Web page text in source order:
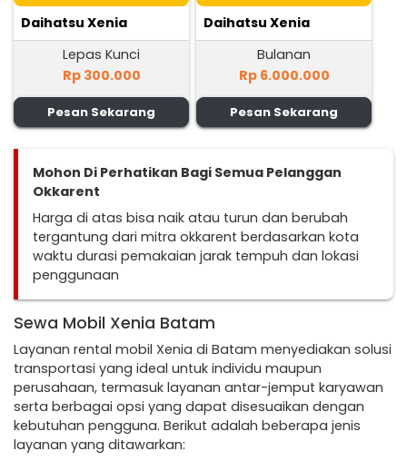
Daihatsu Xenia
Lepas Kunci
Rp 300.000
Pesan Sekarang
Daihatsu Xenia
Bulanan
Rp 6.000.000
Pesan Sekarang
Mohon Di Perhatikan Bagi Semua Pelanggan
Okkarent
Harga di atas bisa naik atau turun dan berubah
tergantung dari mitra okkarent berdasarkan kota
waktu durasi pemakaian jarak tempuh dan lokasi
penggunaan
Sewa Mobil Xenia Batam
Layanan rental mobil Xenia di Batam menyediakan solusi
transportasi yang ideal untuk individu maupun
perusahaan, termasuk layanan antar-jemput karyawan
serta berbagai opsi yang dapat disesuaikan dengan
kebutuhan pengguna. Berikut adalah beberapa jenis
layanan yang ditawarkan: